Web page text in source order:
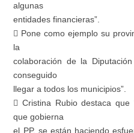
algunas
entidades financieras”.
 Pone como ejemplo su
la
colaboración de la
conseguido
llegar a todos los municipios”.
 Cristina Rubio destaca
que gobierna
el PP, se están haciendo